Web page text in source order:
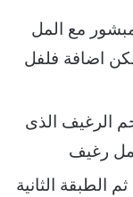
مع المل
اضافة فلفل
الرغيف الذى
رغيف
الطبقة الثانية